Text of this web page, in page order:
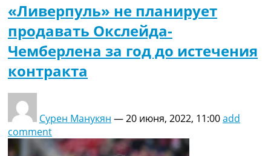
«Ливерпуль» не планирует
продавать Окслейда-
Чемберлена за год до истечения
контракта
Сурен Манукян —20 июня, 2022, 11:00add
comment